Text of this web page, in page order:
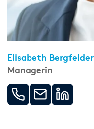
Elisabeth Bergfelder
Managerin